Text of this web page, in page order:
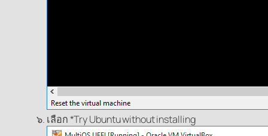
เลือก *Try Ubuntu without installing